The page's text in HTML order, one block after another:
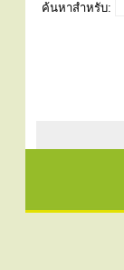
ค้นหาสำหรับ: